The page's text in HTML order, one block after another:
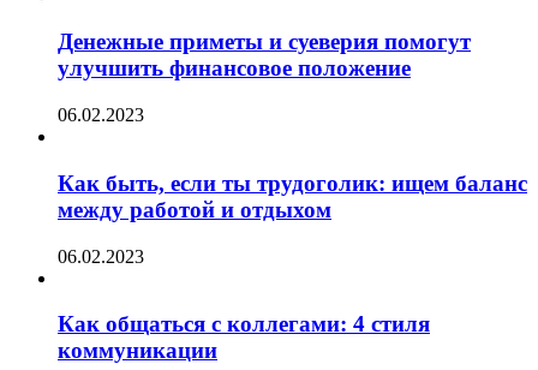
Денежные приметы и суеверия помогут
улучшить финансовое положение
06.02.2023
Как быть, если ты трудоголик: ищем баланс
между работой и отдыхом
06.02.2023
Как общаться с коллегами: 4 стиля
коммуникации